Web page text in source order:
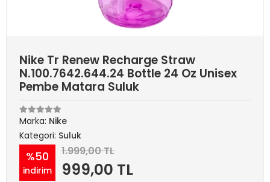
Nike Tr Renew Recharge Straw
N.100.7642.644.24 Bottle 24 Oz Unisex
Pembe Matara Suluk
Marka: Nike
Kategori: Suluk
%50
indirim
1.999,00 TL
999,00 TL